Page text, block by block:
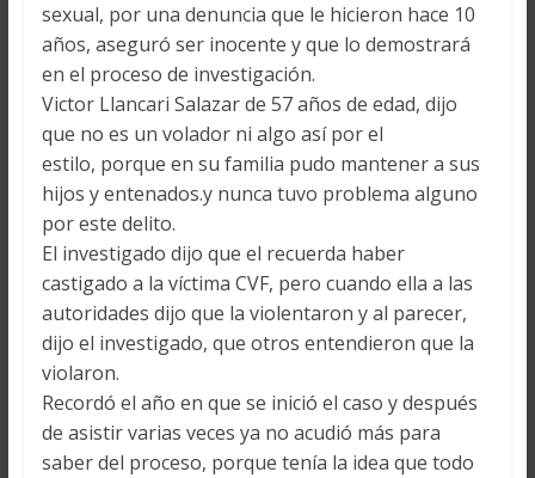
sexual, por una denuncia que le hicieron hace 10
años, aseguró ser inocente y que lo demostrará
en el proceso de investigación.
Victor Llancari Salazar de 57 años de edad, dijo
que no es un volador ni algo así por el
estilo, porque en su familia pudo mantener a sus
hijos y entenados.y nunca tuvo problema alguno
por este delito.
El investigado dijo que el recuerda haber
castigado a la víctima CVF, pero cuando ella a las
autoridades dijo que la violentaron y al parecer,
dijo el investigado, que otros entendieron que la
violaron.
Recordó el año en que se inició el caso y después
de asistir varias veces ya no acudió más para
saber del proceso, porque tenía la idea que todo